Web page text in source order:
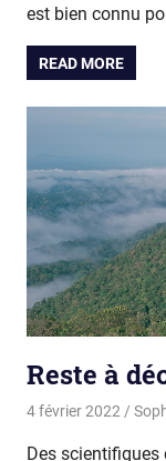
est bien connu
READ MORE
Reste à
4 février 2022
Des